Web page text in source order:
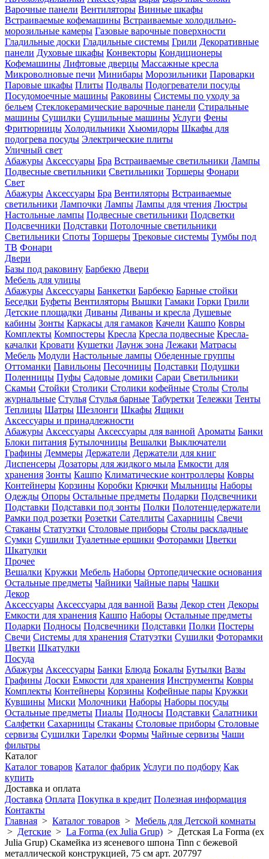
Варочные панели Вентиляторы Винные шкафы
Встраиваемые кофемашины Встраиваемые холодильно-
морозильные камеры Газовые варочные поверхности
Гладильные доски Гладильные системы Грили Декоративные
панели Духовые шкафы Конвекторы Кондиционеры
Кофемашины Лифтовые дверцы Массажные кресла
Микроволновые печи Минибары Морозильники Пароварки
Паровые шкафы Плиты Подвалы Подогреватели посуды
Посудомоечные машины Раковины Системы по уходу за
бельем Стеклокерамические варочные панели Стиральные
машины Сушилки Сушильные машины Услуги Фены
Фритюрницы Холодильники Хьюмидоры Шкафы для
подогрева посуды Электрические плиты
Уличный свет
Абажуры Аксессуары Бра Встраиваемые светильники Лампы
Подвесные светильники Светильники Торшеры Фонари
Свет
Абажуры Аксессуары Бра Вентиляторы Встраиваемые
светильники Лампочки Лампы Лампы для чтения Люстры
Настольные лампы Подвесные светильники Подсветки
Подсвечники Подставки Потолочные светильники
Светильники Споты Торшеры Трековые системы Тумбы под
ТВ Фонари
Двери
Базы под раковину Барбекю Двери
Мебель для улицы
Абажуры Аксессуары Банкетки Барбекю Барные стойки
Беседки Буфеты Вентиляторы Вышки Гамаки Горки Грили
Детские площадки Диваны Диваны и кресла Душевые
кабины Зонты Каркасы для гамаков Качели Кашпо Ковры
Комплекты Компостеры Кресла Кресла подвесные Кресла-
качалки Кровати Кушетки Лаунж зона Лежаки Матрасы
Мебель Модули Настольные лампы Обеденные группы
Оттоманки Павильоны Песочницы Подставки Подушки
Поленницы Пуфы Садовые домики Сараи Светильники
Скамьи Стойки Столики Столики кофейные Столы Столы
журнальные Стулья Стулья барные Табуретки Тележки Тенты
Теплицы Шатры Шезлонги Шкафы Ящики
Аксессуары и принадлежности
Абажуры Аксессуары Аксессуары для ванной Ароматы Банки
Блоки питания Бутылочницы Вешалки Выключатели
Графины Деммеры Держатели Держатели для книг
Диспенсеры Дозаторы для жидкого мыла Емкости для
хранения Зонты Кашпо Климатические контроллеры Ковры
Контейнеры Корзины Коробки Крючки Мыльницы Наборы
Одежды Опоры Остальные предметы Подарки Подсвечники
Подставки Подставки под зонты Полки Полотенцедержатели
Рамки под розетки Розетки Сателлиты Сахарницы Свечи
Стаканы Статуэтки Столовые приборы Столы раскладные
Сумки Сушилки Туалетные ершики Фоторамки Цветки
Шкатулки
Прочее
Вешалки Кружки Мебель Наборы Ортопедические основания
Остальные предметы Чайники Чайные пары Чашки
Декор
Аксессуары Аксессуары для ванной Вазы Декор стен Декоры
Емкости для хранения Кашпо Наборы Остальные предметы
Подарки Подносы Подсвечники Подставки Полки Постеры
Свечи Системы для хранения Статуэтки Сушилки Фоторамки
Цветки Шкатулки
Посуда
Абажуры Аксессуары Банки Блюда Бокалы Бутылки Вазы
Графины Доски Емкости для хранения Инструменты Ковры
Комплекты Контейнеры Корзины Кофейные пары Кружки
Кувшины Миски Молочники Наборы Наборы посуды
Остальные предметы Пиалы Подносы Подставки Салатники
Салфетки Сахарницы Стаканы Столовые приборы Столовые
сервизы Сушилки Тарелки Формы Чайные сервизы Чаши
фильтры
Каталог
Каталог товаров Каталог фабрик Услуги по подбору Как
купить
Доставка и оплата
Доставка Оплата Покупка в кредит Полезная информация
Контакты
Главная > Каталог товаров > Мебель для Детской комнаты
> Детские > La Forma (ех Julia Grup) > Детская La Forma (ех
Julia Grup) Скамейка из ясеневого шпона Tinn с бежевой
металлической конструкцией, 75 см арт. 207797